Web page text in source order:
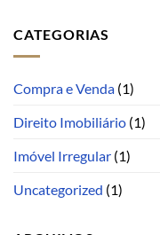
CATEGORIAS
Compra e Venda (1)
Direito Imobiliário (1)
Imóvel Irregular (1)
Uncategorized (1)